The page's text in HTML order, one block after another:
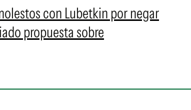
con Lubetkin por negar
propuesta sobre